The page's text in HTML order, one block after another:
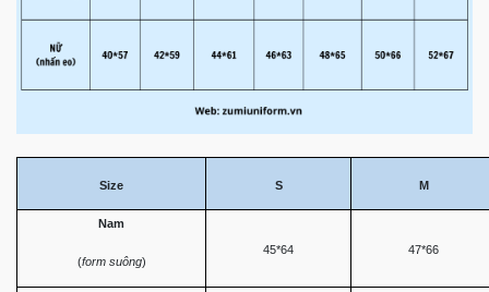
Size S M
Nam
45*64
47*66
(form suông)